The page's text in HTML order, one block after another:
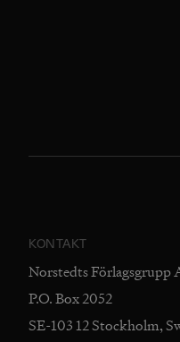
KONTAKT
Norstedts Förlagsgrupp
P.O. Box 2052
SE-103 12 Stockholm,